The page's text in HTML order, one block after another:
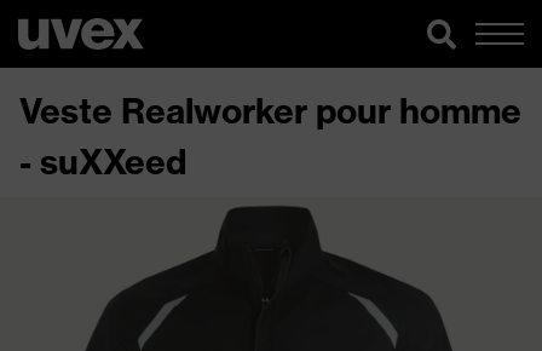
Veste Realworker pour homme
- suXXeed